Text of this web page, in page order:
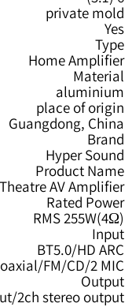
private mold
Yes
Type
Home Amplifier
Material
aluminium
place of origin
Guangdong, China
Brand
Hyper Sound
Product Name
AV Amplifier
Rated Power
RMS 255W(4Ω)
Input
BT5.0/HD ARC
FM/CD/2 MIC/
Output
2ch stereo output